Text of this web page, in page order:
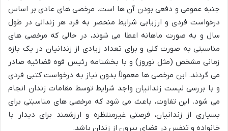
جنبه عمومی و دفعی بودن آن ها است. مرخصی های عادی بر اساس
درخواست فردی و ارزیابی شرایط منحصر به فرد هر زندانی در طول
سال و به صورت ماهانه اعطا می شوند، در حالی که مرخصی های
مناسبتی به صورت کلی و برای تعداد زیادی از زندانیان در یک بازه
زمانی مشخص (مثل نوروز) و با بخشنامه رئیس قوه قضائیه صادر
می گردند. این مرخصی ها معمولاً بدون نیاز به درخواست کتبی فردی
و با بررسی لیست زندانیان واجد شرایط توسط مقامات زندان انجام
می شود. این تفاوت، باعث می شود که مرخصی های مناسبتی برای
بسیاری از زندانیان، فرصتی غیرمنتظره و ارزشمند برای دیدار با
خانواده و تنفس در فضای بیرون از زندان باشد.